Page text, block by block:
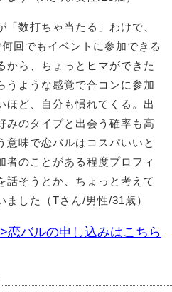
数打ちゃ当たる」わけで、
回でもイベントに参加できる
から、ちょっとヒマができた
うような感覚で合コンに参加
ほど、自分も慣れてくる。出
みのタイプと出会う確率も高
意味で恋バルはコスパいいと
者のことがある程度プロフィ
話そうとか、ちょっと考えて
ました（Tさん/男性/31歳）
恋バルの申し込みはこちら